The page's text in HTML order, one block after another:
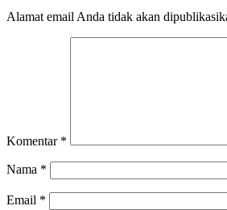
Alamat email Anda tidak akan
Komentar *
Nama *
Email *